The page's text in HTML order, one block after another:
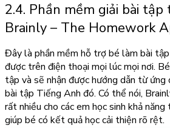
2.4. Phần mềm giải bài tập
Brainly – The Homework
Đây là phần mềm hỗ trợ bé làm bài
được trên điện thoại mọi lúc mọi nơi.
tập và sẽ nhận được hướng dẫn từ ứng
bài tập Tiếng Anh đó. Có thể nói,
rất nhiều cho các em học sinh khả
giúp bé có kết quả học cải thiện rõ rệt.